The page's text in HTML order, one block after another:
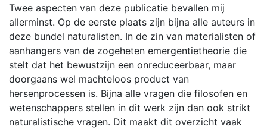
Twee aspecten van deze publicatie bevallen mij
allerminst. Op de eerste plaats zijn bijna alle auteurs in
deze bundel naturalisten. In de zin van materialisten of
aanhangers van de zogeheten emergentietheorie die
stelt dat het bewustzijn een onreduceerbaar, maar
doorgaans wel machteloos product van
hersenprocessen is. Bijna alle vragen die filosofen en
wetenschappers stellen in dit werk zijn dan ook strikt
naturalistische vragen. Dit maakt dit overzicht vaak